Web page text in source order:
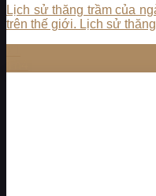
Lịch sử thăng trầm của
trên thế giới. Lịch sử thăng